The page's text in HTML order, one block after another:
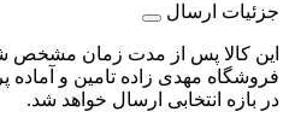
جزئیات ارسال
این کالا پس از مدت زمان مشخص
فروشگاه مهدی زاده تامین و
در بازه انتخابی ارسال خواهد شد.